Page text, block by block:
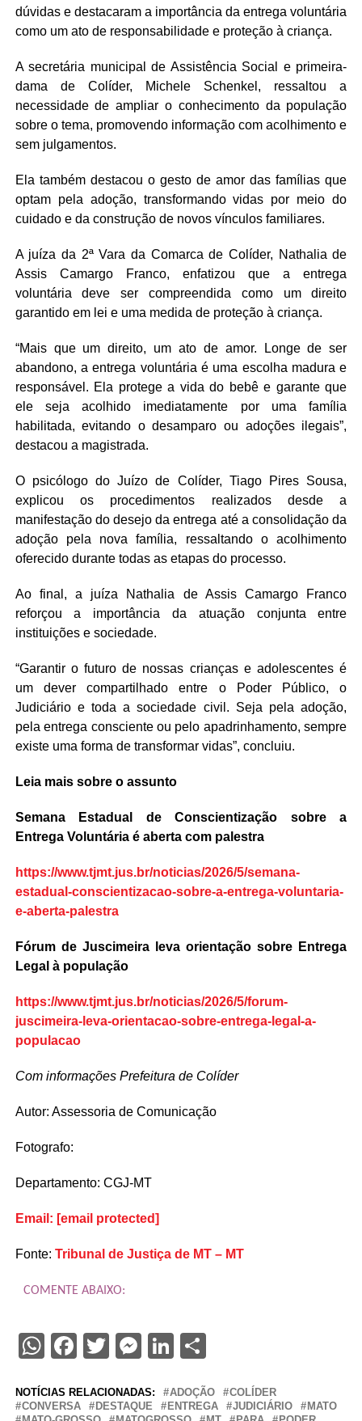
dúvidas e destacaram a importância da entrega voluntária
como um ato de responsabilidade e proteção à criança.
A secretária municipal de Assistência Social e primeira-
dama de Colíder, Michele Schenkel, ressaltou a
necessidade de ampliar o conhecimento da população
sobre o tema, promovendo informação com acolhimento e
sem julgamentos.
Ela também destacou o gesto de amor das famílias que
optam pela adoção, transformando vidas por meio do
cuidado e da construção de novos vínculos familiares.
A juíza da 2ª Vara da Comarca de Colíder, Nathalia de
Assis Camargo Franco, enfatizou que a entrega
voluntária deve ser compreendida como um direito
garantido em lei e uma medida de proteção à criança.
“Mais que um direito, um ato de amor. Longe de ser
abandono, a entrega voluntária é uma escolha madura e
responsável. Ela protege a vida do bebê e garante que
ele seja acolhido imediatamente por uma família
habilitada, evitando o desamparo ou adoções ilegais”,
destacou a magistrada.
O psicólogo do Juízo de Colíder, Tiago Pires Sousa,
explicou os procedimentos realizados desde a
manifestação do desejo da entrega até a consolidação da
adoção pela nova família, ressaltando o acolhimento
oferecido durante todas as etapas do processo.
Ao final, a juíza Nathalia de Assis Camargo Franco
reforçou a importância da atuação conjunta entre
instituições e sociedade.
“Garantir o futuro de nossas crianças e adolescentes é
um dever compartilhado entre o Poder Público, o
Judiciário e toda a sociedade civil. Seja pela adoção,
pela entrega consciente ou pelo apadrinhamento, sempre
existe uma forma de transformar vidas”, concluiu.
Leia mais sobre o assunto
Semana Estadual de Conscientização sobre a
Entrega Voluntária é aberta com palestra
https://www.tjmt.jus.br/noticias/2026/5/semana-
estadual-conscientizacao-sobre-a-entrega-voluntaria-
e-aberta-palestra
Fórum de Juscimeira leva orientação sobre Entrega
Legal à população
https://www.tjmt.jus.br/noticias/2026/5/forum-
juscimeira-leva-orientacao-sobre-entrega-legal-a-
populacao
Com informações Prefeitura de Colíder
Autor: Assessoria de Comunicação
Fotografo:
Departamento: CGJ-MT
Email: [email protected]
Fonte: Tribunal de Justiça de MT – MT
COMENTE ABAIXO:
WhatsApp
Facebook
Twitter
Messenger
LinkedIn
Share
NOTÍCIAS RELACIONADAS: ADOÇÃO
COLÍDER
CONVERSA
DESTAQUE ENTREGA JUDICIÁRIO
MATO